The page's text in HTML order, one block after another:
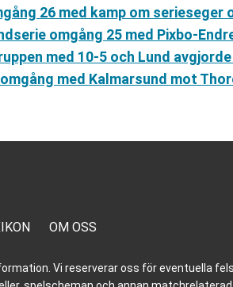
26 med kamp om serieseger
omgång 25 med Pixbo-
med 10-5 och Lund
med Kalmarsund mot
OM OSS
Vi reserverar oss för eventuella